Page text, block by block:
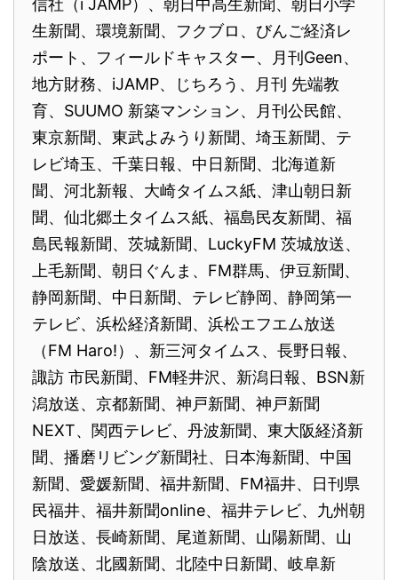
信社（i JAMP）、朝日中高生新聞、朝日小学
生新聞、環境新聞、フクブロ、びんご経済レ
ポート、フィールドキャスター、月刊Geen、
地方財務、iJAMP、じちろう、月刊 先端教
育、SUUMO 新築マンション、月刊公民館、
東京新聞、東武よみうり新聞、埼玉新聞、テ
レビ埼玉、千葉日報、中日新聞、北海道新
聞、河北新報、大崎タイムス紙、津山朝日新
聞、仙北郷土タイムス紙、福島民友新聞、福
島民報新聞、茨城新聞、LuckyFM 茨城放送、
上毛新聞、朝日ぐんま、FM群馬、伊豆新聞、
静岡新聞、中日新聞、テレビ静岡、静岡第一
テレビ、浜松経済新聞、浜松エフエム放送
（FM Haro!）、新三河タイムス、長野日報、
諏訪 市民新聞、FM軽井沢、新潟日報、BSN新
潟放送、京都新聞、神戸新聞、神戸新聞
NEXT、関西テレビ、丹波新聞、東大阪経済新
聞、播磨リビング新聞社、日本海新聞、中国
新聞、愛媛新聞、福井新聞、FM福井、日刊県
民福井、福井新聞online、福井テレビ、九州朝
日放送、長崎新聞、尾道新聞、山陽新聞、山
陰放送、北國新聞、北陸中日新聞、岐阜新